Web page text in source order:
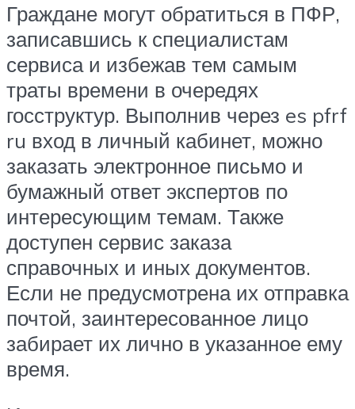
Граждане могут обратиться в ПФР,
записавшись к специалистам
сервиса и избежав тем самым
траты времени в очередях
госструктур. Выполнив через es pfrf
ru вход в личный кабинет, можно
заказать электронное письмо и
бумажный ответ экспертов по
интересующим темам. Также
доступен сервис заказа
справочных и иных документов.
Если не предусмотрена их отправка
почтой, заинтересованное лицо
забирает их лично в указанное ему
время.